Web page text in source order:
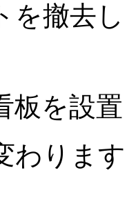
を撤去
板を設
わりま